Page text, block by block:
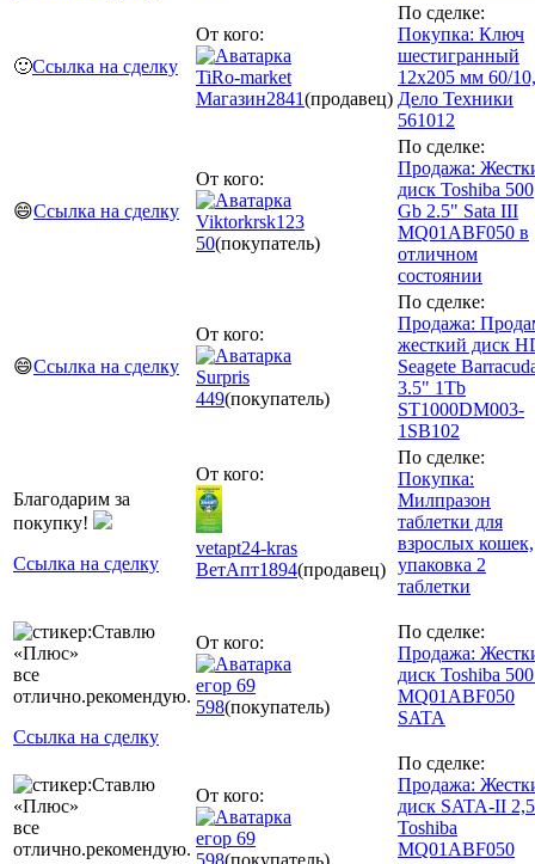
🙂Ссылка на сделку
От кого:
TiRo-market
Магазин2841(продавец)
По сделке:
Покупка: Ключ
шестигранный
12х205 мм 60/10,
Дело Техники
561012
😄Ссылка на сделку
От кого:
Viktorkrsk123
50(покупатель)
По сделке:
Продажа:
диск Toshiba 500
Gb 2.5" Sata III
MQ01ABF050 в
отличном
состоянии
😄Ссылка на сделку
От кого:
Surpris
449(покупатель)
По сделке:
Продажа:
жесткий диск
Seagete
3.5" 1Tb
ST1000DM003-
1SB102
Благодарим за
покупку!
Ссылка на сделку
От кого:
vetapt24-kras
ВетАпт1894(продавец)
По сделке:
Покупка:
Милпразон
таблетки для
взрослых кошек,
упаковка 2
таблетки
все
отлично.рекомендую.
Ссылка на сделку
От кого:
егор 69
598(покупатель)
По сделке:
Продажа:
диск Toshiba
MQ01ABF050
SATA
все
отлично.рекомендую.
От кого:
егор 69
598(покупатель)
По сделке:
Продажа:
диск SATA-II 2,5
Toshiba
MQ01ABF050